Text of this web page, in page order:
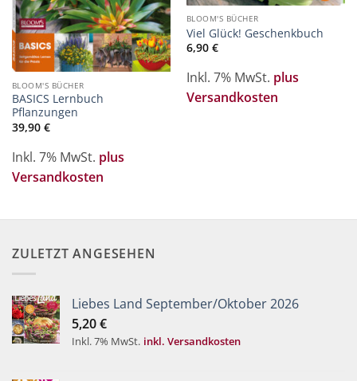
BLOOM'S BÜCHER
BASICS Lernbuch
Pflanzungen
39,90 €
Inkl. 7% MwSt. plus
Versandkosten
BLOOM'S BÜCHER
Viel Glück! Geschenkbuch
6,90 €
Inkl. 7% MwSt. plus
Versandkosten
ZULETZT ANGESEHEN
Liebes Land September/Oktober 2026
5,20€
Inkl. 7% MwSt. inkl. Versandkosten